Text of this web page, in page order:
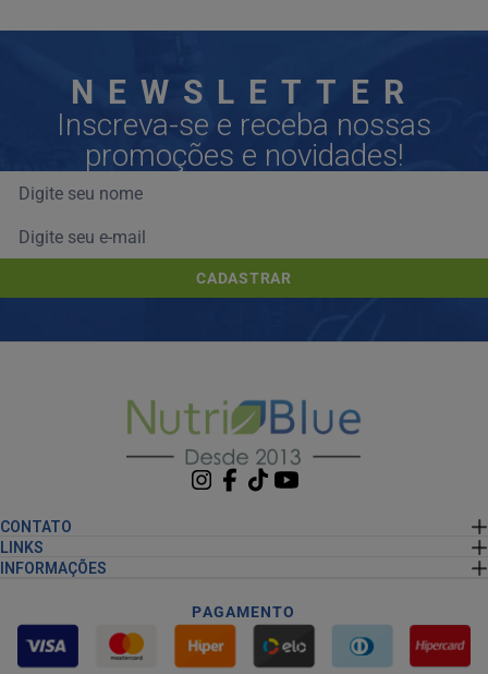
NEWSLETTER
Inscreva-se e receba nossas
promoções e novidades!
CADASTRAR
CONTATO
LINKS
INFORMAÇÕES
PAGAMENTO